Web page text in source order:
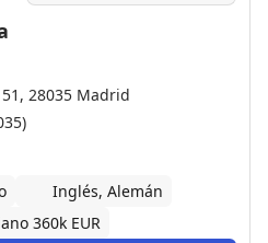
28035 Madrid
Inglés, Alemán
360k EUR